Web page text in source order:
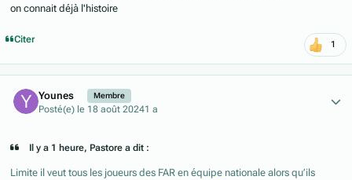
on connait déjà l'histoire
Citer 1
Younes Membre
Posté(e) le 18 août 20241 a
Il y a 1 heure, Pastore a dit :
Limite il veut tous les joueurs des FAR en équipe nationale alors qu’ils